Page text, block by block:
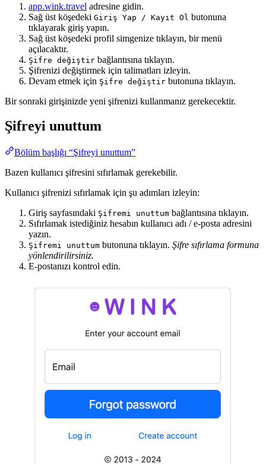
app.wink.travel adresine gidin.
Sağ üst köşedeki Giriş Yap / Kayıt Ol butonuna
tıklayarak giriş yapın.
Sağ üst köşedeki profil simgenize tıklayın, bir menü
açılacaktır.
Şifre değiştir bağlantısına tıklayın.
Şifrenizi değiştirmek için talimatları izleyin.
Devam etmek için Şifre değiştir butonuna tıklayın.
Bir sonraki girişinizde yeni şifrenizi kullanmanız gerekecektir.
Şifreyi unuttum
Bölüm başlığı “Şifreyi unuttum”
Bazen kullanıcı şifresini sıfırlamak gerekebilir.
Kullanıcı şifrenizi sıfırlamak için şu adımları izleyin:
Giriş sayfasındaki Şifremi unuttum bağlantısına tıklayın.
Sıfırlamak istediğiniz hesabın kullanıcı adı / e-posta adresini
yazın.
Şifremi unuttum butonuna tıklayın. Şifre sıfırlama formuna
yönlendirilirsiniz.
E-postanızı kontrol edin.